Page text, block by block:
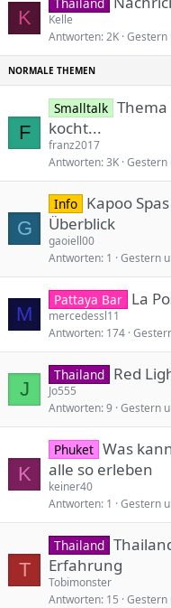
K
Kelle
Antworten 2K Gestern
F
Smalltalk Thema
kocht...
franz2017
Antworten 3K Gestern
G
Info Kapoo
Überblick
gaoiell00
Antworten 1 Gestern
M
Pattaya Bar La
mercedessl11
Antworten 174
J
Thailand Red
Jo555
Antworten 9 Gestern
K
Phuket Was
alle so erleben
keiner40
Antworten 1 Gestern
T
Thailand
Erfahrung
Tobimonster
Antworten 15 Gestern